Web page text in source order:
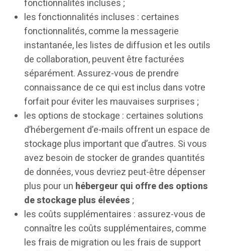
fonctionnalités incluses ;
les fonctionnalités incluses : certaines
fonctionnalités, comme la messagerie
instantanée, les listes de diffusion et les outils
de collaboration, peuvent être facturées
séparément. Assurez-vous de prendre
connaissance de ce qui est inclus dans votre
forfait pour éviter les mauvaises surprises ;
les options de stockage : certaines solutions
d’hébergement d’e-mails offrent un espace de
stockage plus important que d’autres. Si vous
avez besoin de stocker de grandes quantités
de données, vous devriez peut-être dépenser
plus pour un hébergeur qui offre des options
de stockage plus élevées;
les coûts supplémentaires : assurez-vous de
connaître les coûts supplémentaires, comme
les frais de migration ou les frais de support